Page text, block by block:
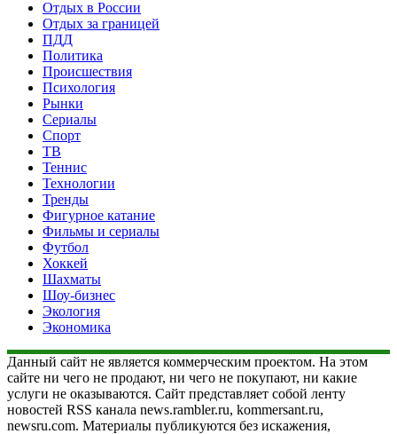
Отдых в России
Отдых за границей
ПДД
Политика
Происшествия
Психология
Рынки
Сериалы
Спорт
ТВ
Теннис
Технологии
Тренды
Фигурное катание
Фильмы и сериалы
Футбол
Хоккей
Шахматы
Шоу-бизнес
Экология
Экономика
Данный сайт не является коммерческим проектом. На этом
сайте ни чего не продают, ни чего не покупают, ни какие
услуги не оказываются. Сайт представляет собой ленту
новостей RSS канала news.rambler.ru, kommersant.ru,
newsru.com. Материалы публикуются без искажения,